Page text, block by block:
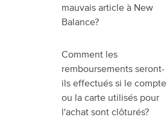
mauvais article à New
Balance?
Comment les
remboursements seront-
ils effectués si le compte
ou la carte utilisés pour
l'achat sont clôturés?